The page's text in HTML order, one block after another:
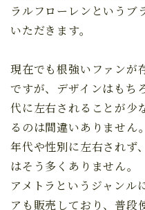
ラルフローレンというブ
いただきます。
現在でも根強いファンが
ですが、デザインはもち
代に左右されることが少
るのは間違いありません。
年代や性別に左右されず
はそう多くありません。
アメトラというジャンル
アも販売しており、普段